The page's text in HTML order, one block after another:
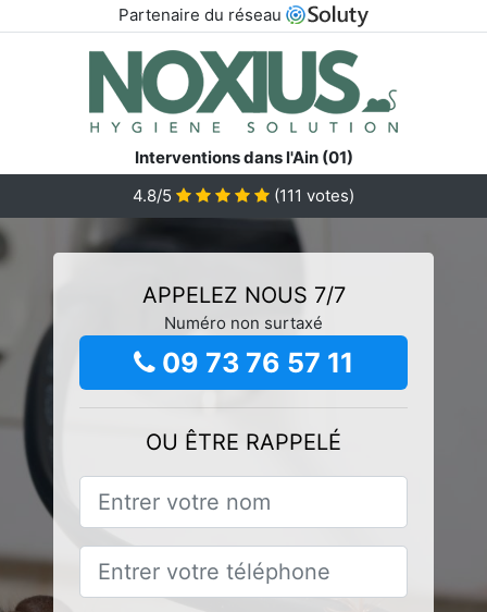
Partenaire du réseau
Interventions dans l'Ain (01)
4.8/5
(111 votes)
APPELEZ NOUS 7/7
Numéro non surtaxé
09 73 76 57 11
OU ÊTRE RAPPELÉ